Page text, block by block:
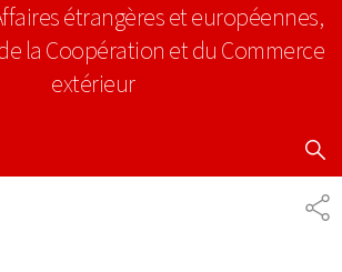
étrangères et européennes,
la Coopération et du Commerce
extérieur